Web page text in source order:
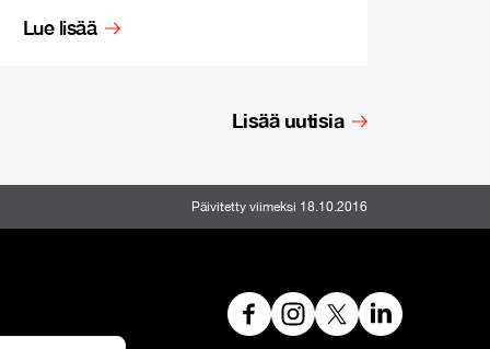
Lue lisää
Lisää uutisia
Päivitetty viimeksi 18.10.2016